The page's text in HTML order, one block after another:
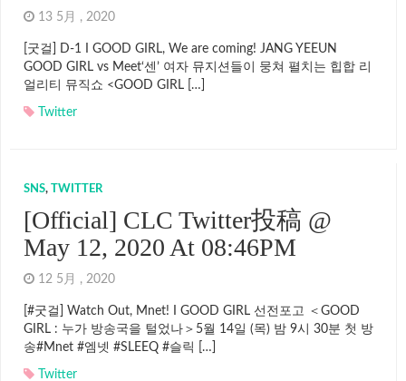
13 5月 , 2020
[굿걸] D-1 I GOOD GIRL, We are coming! JANG YEEUN
GOOD GIRL vs Meet‘센’ 여자 뮤지션들이 뭉쳐 펼치는 힙합 리
얼리티 뮤직쇼 <GOOD GIRL […]
Twitter
SNS, TWITTER
[Official] CLC Twitter投稿 @
May 12, 2020 At 08:46PM
12 5月 , 2020
[#굿걸] Watch Out, Mnet! I GOOD GIRL 선전포고 ＜GOOD
GIRL : 누가 방송국을 털었나＞5월 14일 (목) 밤 9시 30분 첫 방
송#Mnet #엠넷 #SLEEQ #슬릭 […]
Twitter